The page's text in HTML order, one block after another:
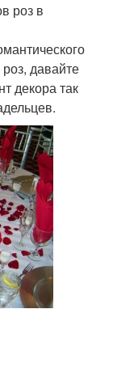
с лепестками
комнате
роз в
давайте
декора так